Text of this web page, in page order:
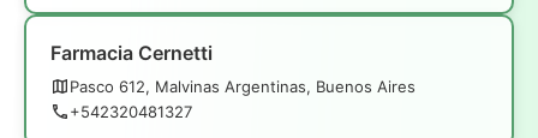
Farmacia Cernetti
Pasco 612, Malvinas Argentinas, Buenos Aires
+542320481327